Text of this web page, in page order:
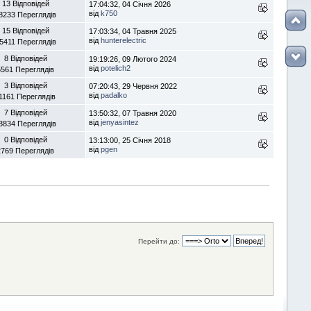
13 Відповідей
Переглядів
17:04:32, 04 Січня 2026
від k750
15 Відповідей
Переглядів
17:03:34, 04 Травня 2025
від hunterelectric
8 Відповідей
Переглядів
19:19:26, 09 Лютого 2024
від potelich2
3 Відповідей
Переглядів
07:20:43, 29 Червня 2022
від padalko
7 Відповідей
Переглядів
13:50:32, 07 Травня 2020
від jenyasintez
0 Відповідей
Переглядів
13:13:00, 25 Січня 2018
від pgen
Перейти до: